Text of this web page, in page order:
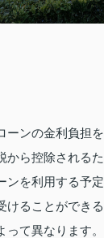
ンの金利負担
ら控除される
を利用する予
ることができ
て異なります